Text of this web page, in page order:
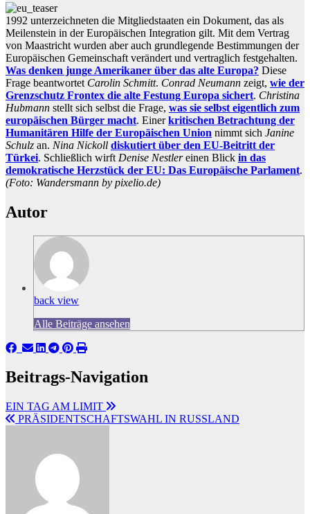
1992 unterzeichneten die Mitgliedstaaten ein Dokument, das als
Meilenstein in der Europäischen Integration gilt. Mit dem Vertrag
von Maastricht wurden aber auch grundlegende Bestimmungen der
Europäischen Gemeinschaft verändert und vertraglich festgehalten.
Was denken junge Amerikaner über das alte Europa? Diese
Frage beantwortet Carolin Schmitt. Conrad Neumann zeigt, wie der
Grenzschutz Frontex die alte Festung Europa sichert. Christina
Hubmann stellt sich selbst die Frage, was sie selbst eigentlich zum
europäischen Bürger macht. Einerkritischen Betrachtung der
Humanitären Hilfe der Europäischen Union nimmt sich Janine
Schulz an. Nina Nickoll diskutiert über den EU-Beitritt der
Türkei. Schließlich wirft Denise Nestlereinen Blick in das
demokratische Herzstück der EU: Das Europäische Parlament.
(Foto: Wandersmann by pixelio.de)
Autor
back view
Alle Beiträge ansehen
Beitrags-Navigation
EIN TAG AM LIMIT
PRÄSIDENTSCHAFTSWAHL IN RUSSLAND